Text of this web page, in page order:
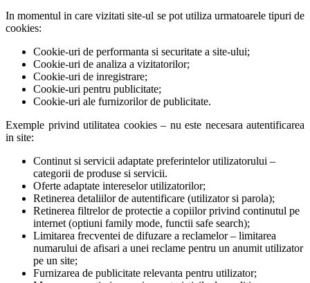
In momentul in care vizitati site-ul se pot utiliza urmatoarele tipuri de
cookies:
Cookie-uri de performanta si securitate a site-ului;
Cookie-uri de analiza a vizitatorilor;
Cookie-uri de inregistrare;
Cookie-uri pentru publicitate;
Cookie-uri ale furnizorilor de publicitate.
Exemple privind utilitatea cookies – nu este necesara autentificarea
in site:
Continut si servicii adaptate preferintelor utilizatorului –
categorii de produse si servicii.
Oferte adaptate intereselor utilizatorilor;
Retinerea detaliilor de autentificare (utilizator si parola);
Retinerea filtrelor de protectie a copiilor privind continutul pe
internet (optiuni family mode, functii safe search);
Limitarea frecventei de difuzare a reclamelor – limitarea
numarului de afisari a unei reclame pentru un anumit utilizator
pe un site;
Furnizarea de publicitate relevanta pentru utilizator;